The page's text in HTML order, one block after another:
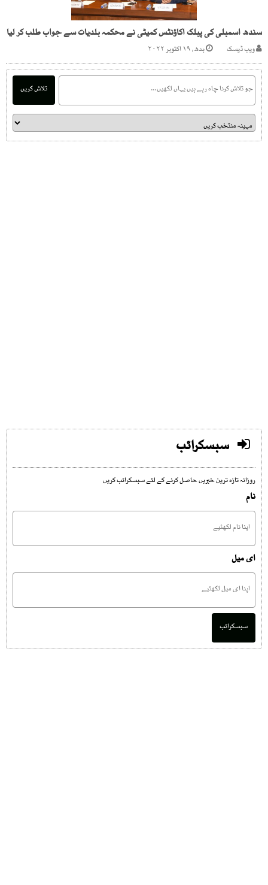
سندھ اسمبلی کی پبلک اکاؤنٹس کمیٹی نے محکمہ بلدیات سے جواب طلب کر لیا
ویب ڈیسک بدھ, ۱۹ اکتوبر ۲۰۲۲
تلاش کریں
سبسکرائب
روزانہ تازہ ترین خبریں حاصل کرنے کے لئے سبسکرائب کریں
نام
ای میل
سبسکرائب